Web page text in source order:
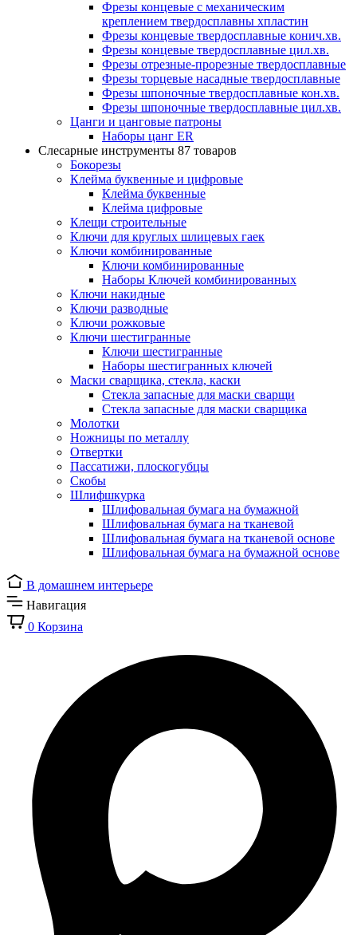
Фрезы концевые с механическим
креплением твердосплавны хпластин
Фрезы концевые твердосплавные конич.хв.
Фрезы концевые твердосплавные цил.хв.
Фрезы отрезные-прорезные твердосплавные
Фрезы торцевые насадные твердосплавные
Фрезы шпоночные твердосплавные кон.хв.
Фрезы шпоночные твердосплавные цил.хв.
Цанги и цанговые патроны
Наборы цанг ER
Слесарные инструменты 87 товаров
Бокорезы
Клейма буквенные и цифровые
Клейма буквенные
Клейма цифровые
Клещи строительные
Ключи для круглых шлицевых гаек
Ключи комбинированные
Ключи комбинированные
Наборы Ключей комбинированных
Ключи накидные
Ключи разводные
Ключи рожковые
Ключи шестигранные
Ключи шестигранные
Наборы шестигранных ключей
Маски сварщика, стекла, каски
Стекла запасные для маски сварщи
Стекла запасные для маски сварщика
Молотки
Ножницы по металлу
Отвертки
Пассатижи, плоскогубцы
Скобы
Шлифшкурка
Шлифовальная бумага на бумажной
Шлифовальная бумага на тканевой
Шлифовальная бумага на тканевой основе
Шлифовальная бумага на бумажной основе
В домашнем интерьере
Навигация
0 Корзина